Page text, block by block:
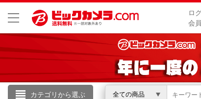
ロ
会
カテゴリから選ぶ 全ての商品
こんにちは